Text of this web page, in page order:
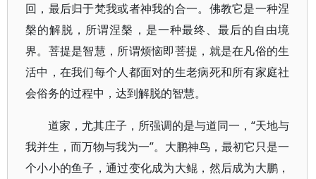
回，最后归于梵我或者神我的合一。佛教它是一种涅
槃的解脱，所谓涅槃，是一种最终、最后的自由境
界。菩提是智慧，所谓烦恼即菩提，就是在凡俗的生
活中，在我们每个人都面对的生老病死和所有家庭社
会俗务的过程中，达到解脱的智慧。
道家，尤其庄子，所强调的是与道同一，“天地与
我并生，而万物与我为一”。大鹏神鸟，最初它只是一
个小小的鱼子，通过变化成为大鲲，然后成为大鹏，